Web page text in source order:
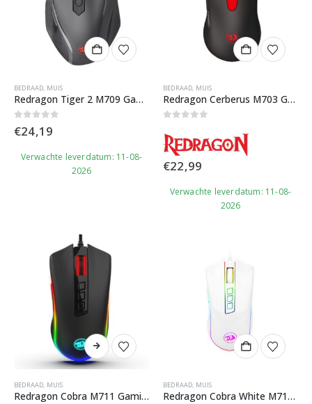
BEDRAAD, MUIS
Redragon Tiger 2 M709 Gaming Muis
0out of 5
€24,19
Verwachte leverdatum: 11-08-
2026
BEDRAAD, MUIS
Redragon Cerberus M703 Gaming Muis
€22,99
Verwachte leverdatum: 11-08-
2026
Dit
product
heeft
variaties.
BEDRAAD, MUIS
Redragon Cobra M711 Gaming Muis
BEDRAAD, MUIS
Redragon Cobra White M711 Gaming Muis